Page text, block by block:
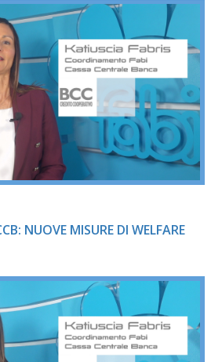
NUOVE MISURE DI WELFARE